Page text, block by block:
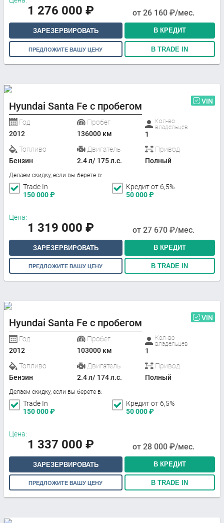
1 276 000 ₽ от 26 160 ₽/мес.
ЗАРЕЗЕРВИРОВАТЬ В КРЕДИТ
ПРЕДЛОЖИТЕ ВАШУ ЦЕНУ В TRADE IN
Hyundai Santa Fe с пробегом VIN
Год
2012
Пробег
136000 км
Кол-во
владельцев
1
Топливо
Бензин
Двигатель
2.4 л/ 175 л.с.
Привод
Полный
Делаем скидку, если вы берете в:
Trade In
150 000₽
Кредит от 6,5%
50 000₽
Цена:
1 319 000 ₽ от 27 670 ₽/мес.
ЗАРЕЗЕРВИРОВАТЬ В КРЕДИТ
ПРЕДЛОЖИТЕ ВАШУ ЦЕНУ В TRADE IN
Hyundai Santa Fe с пробегом VIN
Год
2012
Пробег
103000 км
Кол-во
владельцев
1
Топливо
Бензин
Двигатель
2.4 л/ 174 л.с.
Привод
Полный
Делаем скидку, если вы берете в:
Trade In
150 000₽
Кредит от 6,5%
50 000₽
Цена:
1 337 000 ₽ от 28 000 ₽/мес.
ЗАРЕЗЕРВИРОВАТЬ В КРЕДИТ
ПРЕДЛОЖИТЕ ВАШУ ЦЕНУ В TRADE IN